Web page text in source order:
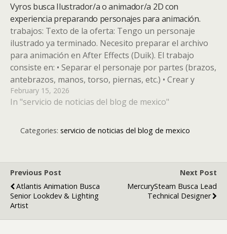
Vyros busca Ilustrador/a o animador/a 2D con
experiencia preparando personajes para animación.
trabajos: Texto de la oferta: Tengo un personaje
ilustrado ya terminado. Necesito preparar el archivo
para animación en After Effects (Duik). El trabajo
consiste en: • Separar el personaje por partes (brazos,
antebrazos, manos, torso, piernas, etc.) • Crear y
extender zonas ocultas para las articulaciones (codos,
hombros, axilas, rodillas…)…
February 15, 2026
In "servicio de noticias del blog de mexico"
Categories: servicio de noticias del blog de mexico
Previous Post
Atlantis Animation Busca
Senior Lookdev & Lighting
Artist
Next Post
MercurySteam Busca Lead
Technical Designer